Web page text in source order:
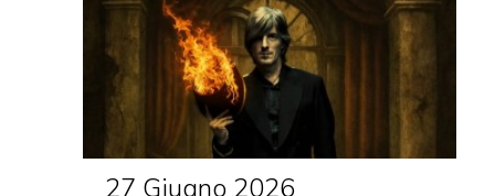
27 Giugno 2026